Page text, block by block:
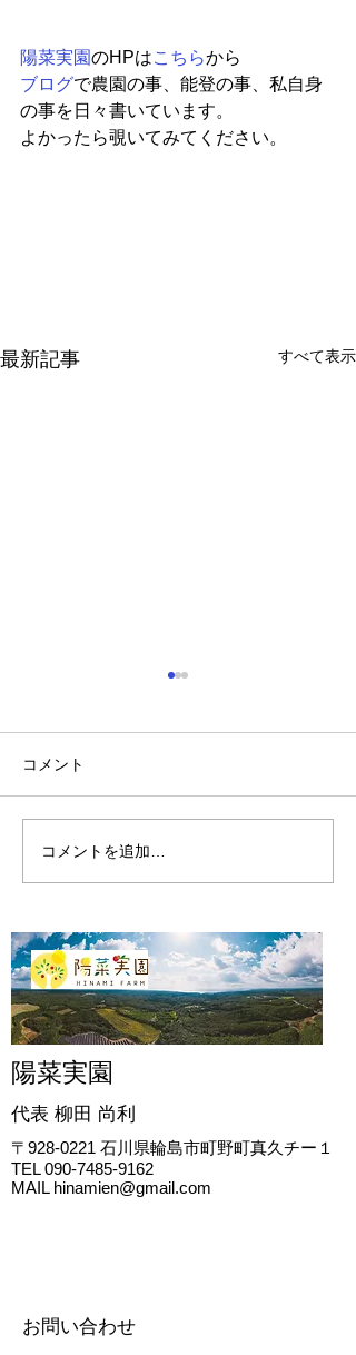
陽菜実園のHPはこちらから
ブログで農園の事、能登の事、私自身
の事を日々書いています。
よかったら覗いてみてください。
最新記事 すべて表示
コメント
コメントを追加…
陽菜実園
代表 柳田 尚利
〒928-0221 石川県輪島市町野町真久チー１
TEL090-7485-9162
MAIL hinamien@gmail.com
お問い合わせ